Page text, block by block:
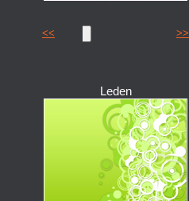
<< >>
Leden